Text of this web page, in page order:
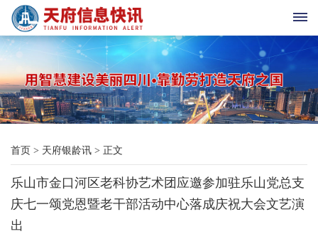
首
页
天
府
老
首页 > 天府银龄讯 > 正文
乐山市金口河区老科协艺术团应邀参加驻乐山党总支
庆七一颂党恩暨老干部活动中心落成庆祝大会文艺演
出